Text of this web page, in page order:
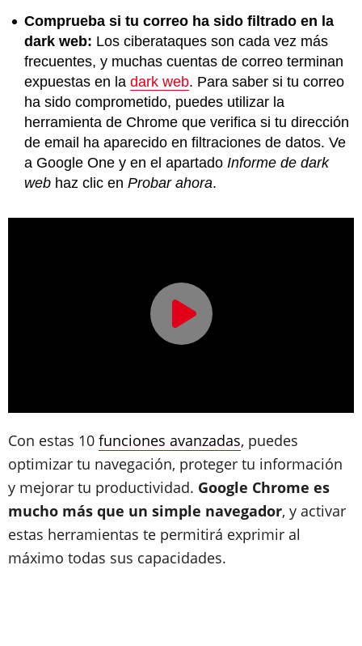
Comprueba si tu correo ha sido filtrado en la
dark web: Los ciberataques son cada vez más
frecuentes, y muchas cuentas de correo terminan
expuestas en la dark web. Para saber si tu correo
ha sido comprometido, puedes utilizar la
herramienta de Chrome que verifica si tu dirección
de email ha aparecido en filtraciones de datos. Ve
a Google One y en el apartado Informe de dark
web haz clic en Probar ahora.
Con estas 10 funciones avanzadas, puedes
optimizar tu navegación, proteger tu información
y mejorar tu productividad. Google Chrome es
mucho más que un simple navegador, y activar
estas herramientas te permitirá exprimir al
máximo todas sus capacidades.